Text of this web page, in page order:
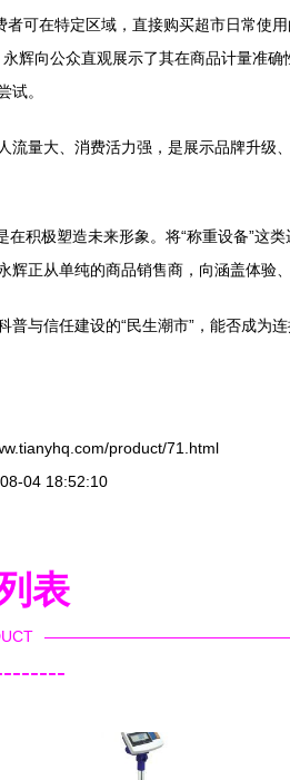
可在特定区域，直接购买超市日常使
辉向公众直观展示了其在商品计量准
试。
量大、消费活力强，是展示品牌升级
积极塑造未来形象。将“称重设备”这
正从单纯的商品销售商，向涵盖体验
与信任建设的“民生潮市”，能否成为
product/71.html
04 18:52:10
表